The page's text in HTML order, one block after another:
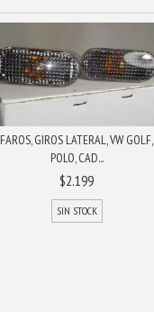
FAROS, GIROS LATERAL, VW GOLF,
POLO, CAD...
$2.199
SIN STOCK